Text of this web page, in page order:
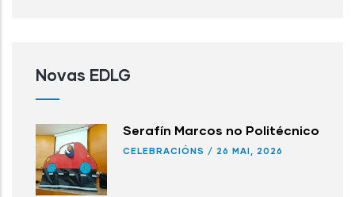
Novas EDLG
Serafín Marcos no Politécnico
CELEBRACIÓNS / 26 MAI, 2026